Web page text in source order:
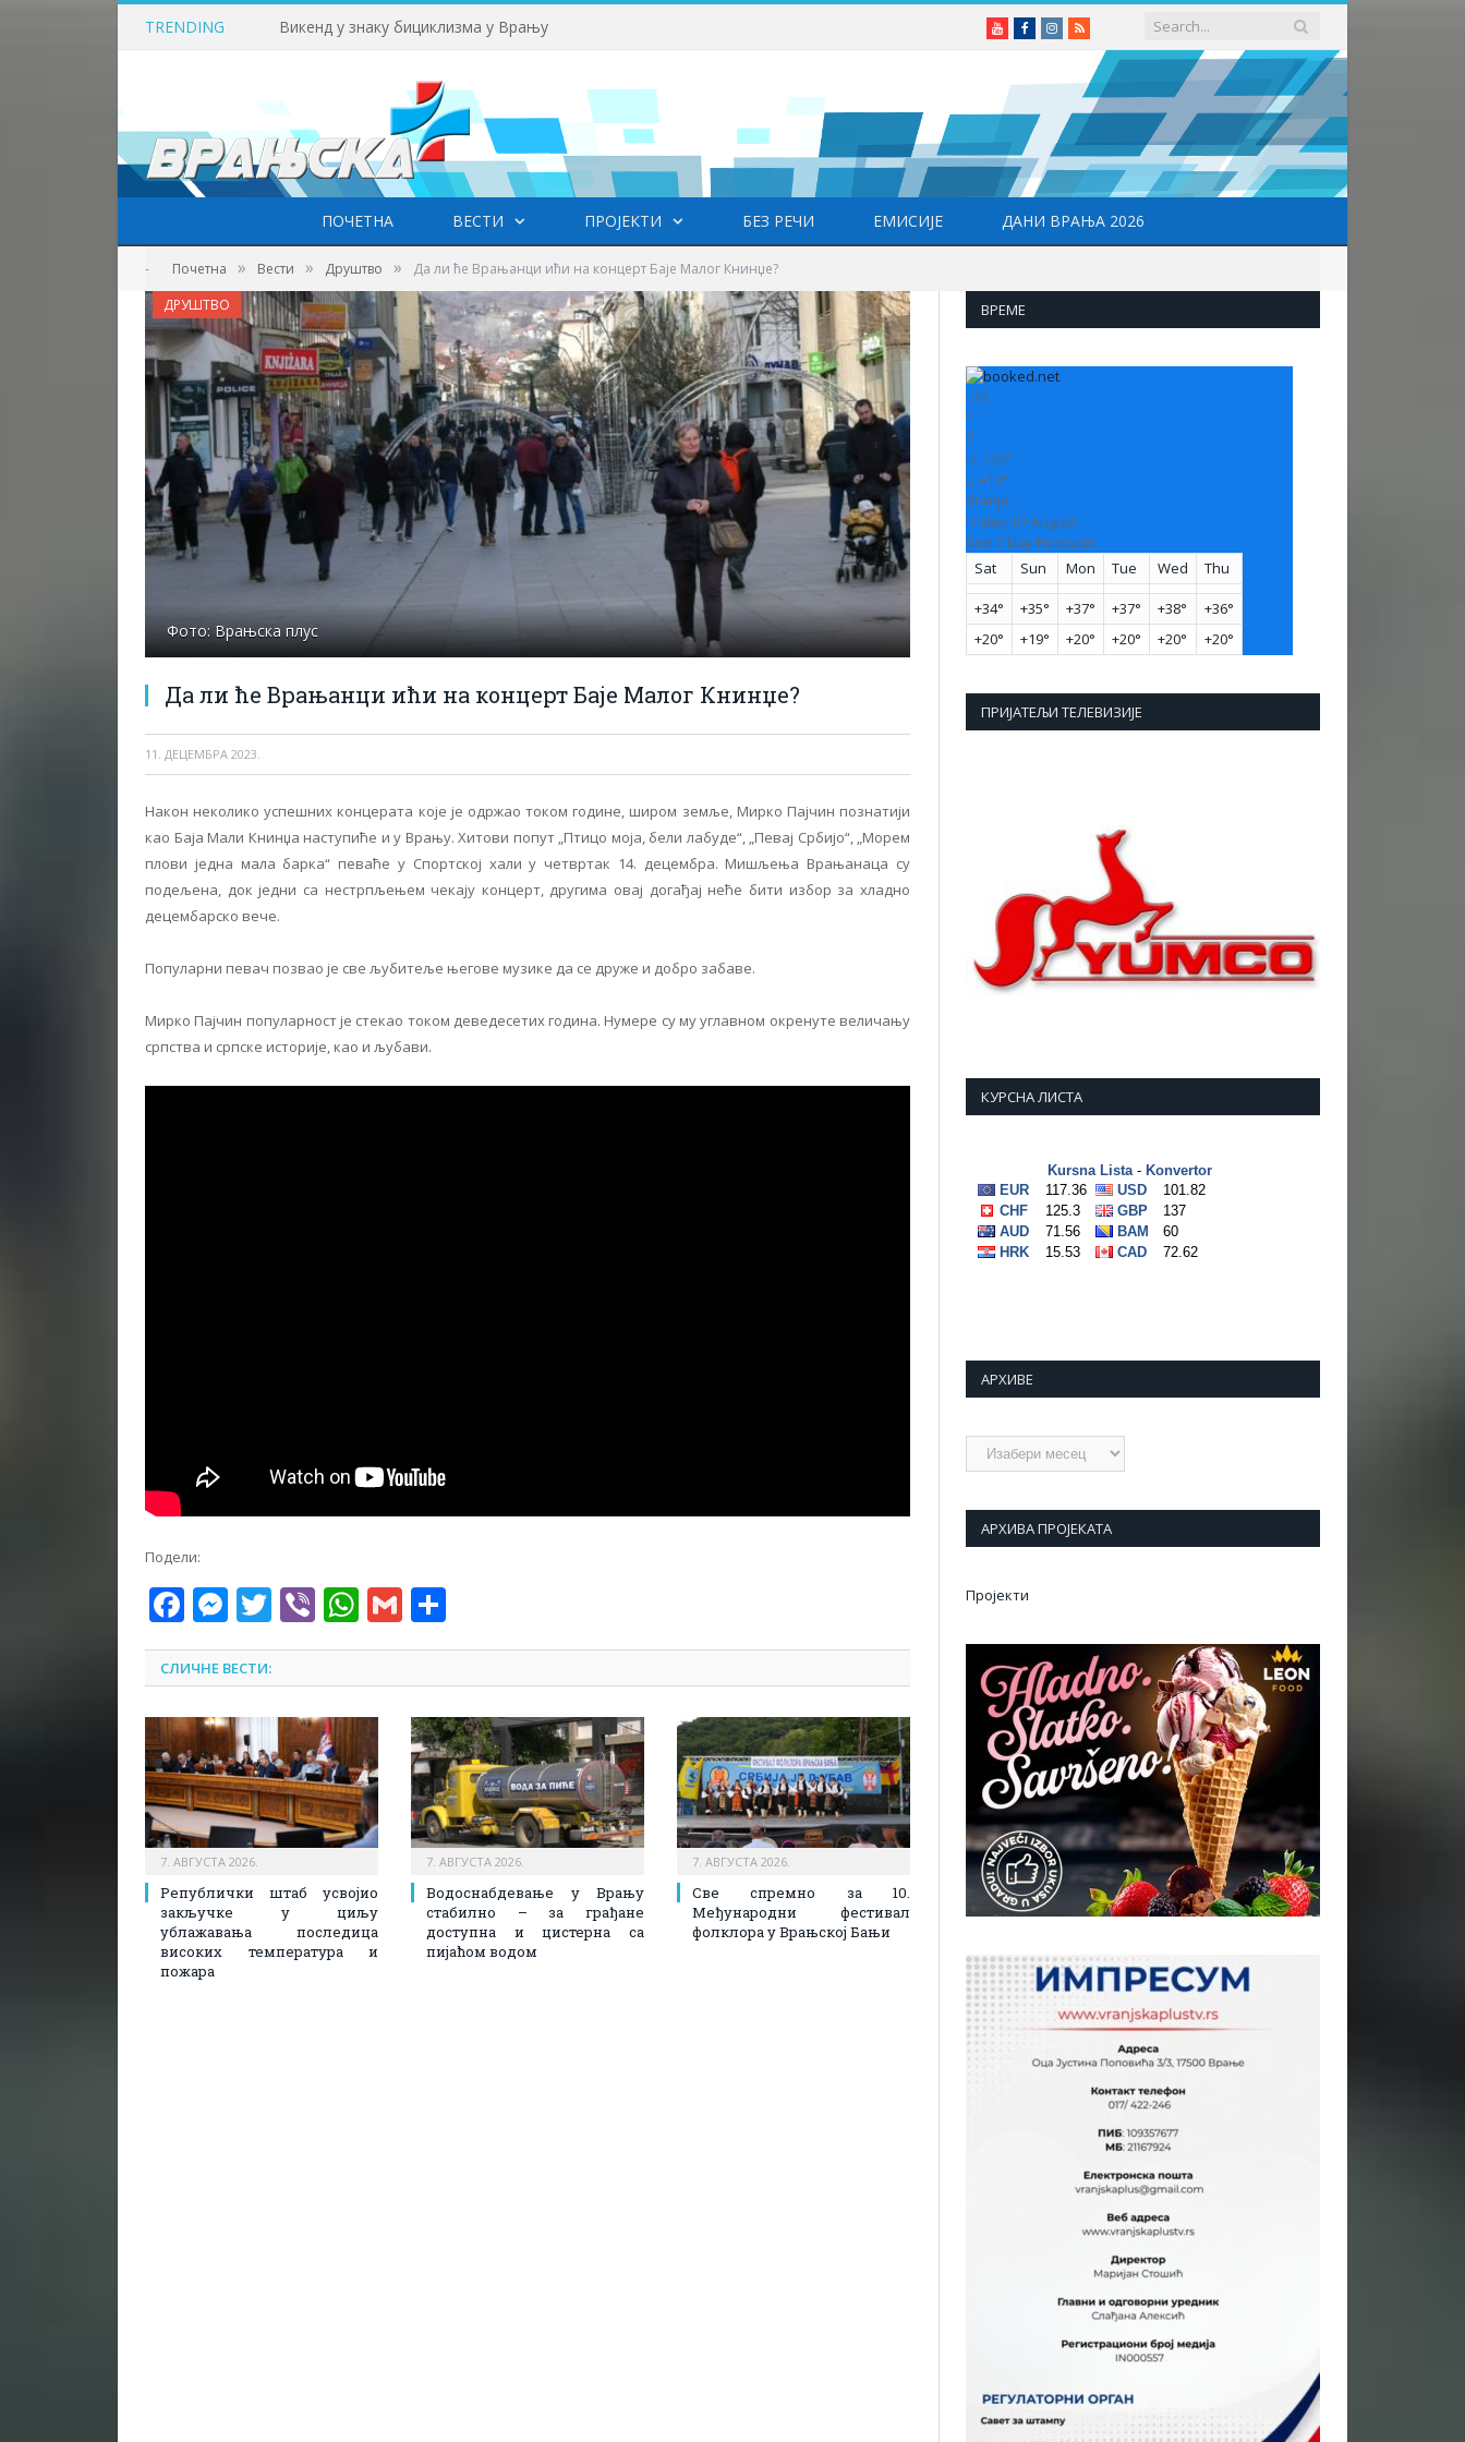
TRENDING Викенд у знаку бициклизма у Врању YoutubeFacebookInstagram
RSS
ПОЧЕТНА ВЕСТИ ПРОЈЕКТИ БЕЗ РЕЧИ ЕМИСИЈЕ ДАНИ ВРАЊА 2026
- Почетна » Вести » Друштво » Да ли ће Врањанци ићи на концерт Баје Малог Книнџе?
Фото: Врањска плус
Да ли ће Врањанци ићи на концерт Баје Малог Книнџе?
11. ДЕЦЕМБРА 2023.
ДРУШТВО
Након неколико успешних концерата које је одржао током године, широм земље, Мирко Пајчин познатији
као Баја Мали Книнџа наступиће и у Врању. Хитови попут „Птицо моја, бели лабуде“, „Певај Србијо“, „Морем
плови једна мала барка“ певаће у Спортској хали у четвртак 14. децембра. Мишљења Врањанаца су
подељена, док једни са нестрпљењем чекају концерт, другима овај догађај неће бити избор за хладно
децембарско вече.
Популарни певач позвао је све љубитеље његове музике да се друже и добро забаве.
Мирко Пајчин популарност је стекао током деведесетих година. Нумере су му углавном окренуте величању
српства и српске историје, као и љубави.
Подели:
Facebook
Messenger
Twitter
ViberWhatsApp
Gmail
СЛИЧНЕ ВЕСТИ:
7. АВГУСТА 2026.
Републички штаб усвојио
закључке у циљу
ублажавања последица
високих температура и
пожара​
7. АВГУСТА 2026.
Водоснабдевање у Врању
стабилно – за грађане
доступна и цистерна са
пијаћом водом
7. АВГУСТА 2026.
Све спремно за 10.
Међународни фестивал
фолклора у Врањској Бањи
ВРЕМЕ
+33
°
C
H: +33°
L: +19°
Vranje
Friday, 07 August
See 7-Day Forecast
Sat
Sun Mon Tue Wed Thu
+34° +35° +37° +37° +38° +36°
+20° +19° +20° +20° +20° +20°
ПРИЈАТЕЉИ ТЕЛЕВИЗИЈЕ
КУРСНА ЛИСТА
АРХИВЕ
Архиве
АРХИВА ПРОЈЕКАТА
Пројекти